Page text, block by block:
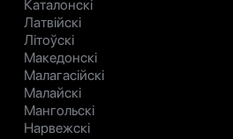
Каталонскі
Латвійскі
Літоўскі
Македонскі
Малагасійскі
Малайскі
Мангольскі
Нарвежскі